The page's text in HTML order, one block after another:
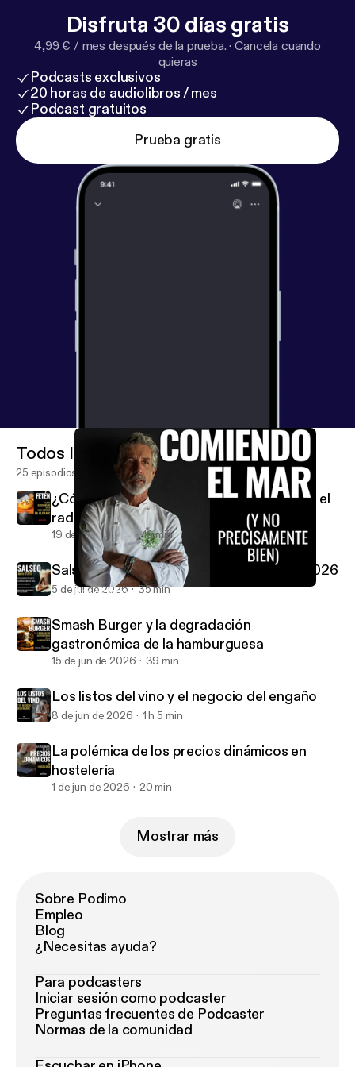
Disfruta 30 días gratis
4,99 € / mes después de la prueba. ·Cancela cuando
quieras
Podcasts exclusivos
20 horas de audiolibros / mes
Podcast gratuitos
Prueba gratis
Nos estamos comiendo el mar (y no precisamente bien)
Todos los episodios
25 episodios
¿Cómo consigue un restaurante entrar en el
radar de la Guía Michelin?
19 de jul de 2026 16 min
Salseo: Actualidad Gastronómica Junio 2026
5 de jul de 2026 35 min
Smash Burger y la degradación
gastronómica de la hamburguesa
15 de jun de 2026 39 min
Los listos del vino y el negocio del engaño
8 de jun de 2026 1 h 5 min
La polémica de los precios dinámicos en
hostelería
1 de jun de 2026 20 min
Mostrar más
Sobre Podimo
Empleo
Blog
¿Necesitas ayuda?
Para podcasters
Iniciar sesión como podcaster
Preguntas frecuentes de Podcaster
Normas de la comunidad